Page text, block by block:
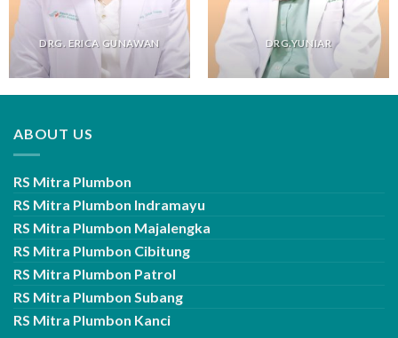
DRG. ERICA GUNAWAN DRG.YUNIAR
ABOUT US
RS Mitra Plumbon
RS Mitra Plumbon Indramayu
RS Mitra Plumbon Majalengka
RS Mitra Plumbon Cibitung
RS Mitra Plumbon Patrol
RS Mitra Plumbon Subang
RS Mitra Plumbon Kanci